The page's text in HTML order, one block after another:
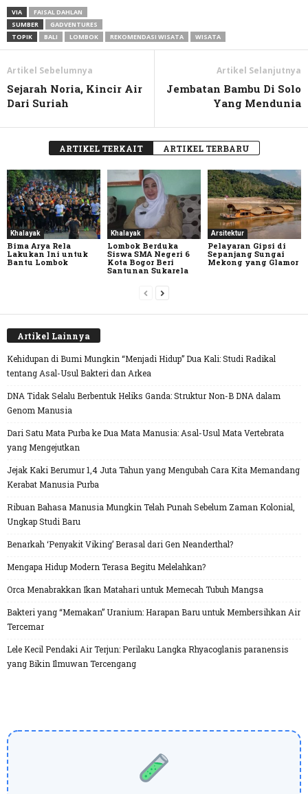
VIA
FAISAL DAHLAN
SUMBER
GADVENTURES
TOPIK
BALI LOMBOK REKOMENDASI WISATA WISATA
Artikel Sebelumnya
Sejarah Noria, Kincir Air
Dari Suriah
Artikel Selanjutnya
Jembatan Bambu Di Solo
Yang Mendunia
ARTIKEL TERKAIT ARTIKEL TERBARU
Khalayak
Bima Arya Rela
Lakukan Ini untuk
Bantu Lombok
Khalayak
Lombok Berduka
Siswa SMA Negeri 6
Kota Bogor Beri
Santunan Sukarela
Arsitektur
Pelayaran Gipsi di
Sepanjang Sungai
Mekong yang Glamor
Artikel Lainnya
Kehidupan di Bumi Mungkin “Menjadi Hidup” Dua Kali: Studi Radikal
tentang Asal-Usul Bakteri dan Arkea
DNA Tidak Selalu Berbentuk Heliks Ganda: Struktur Non-B DNA dalam
Genom Manusia
Dari Satu Mata Purba ke Dua Mata Manusia: Asal-Usul Mata Vertebrata
yang Mengejutkan
Jejak Kaki Berumur 1,4 Juta Tahun yang Mengubah Cara Kita Memandang
Kerabat Manusia Purba
Ribuan Bahasa Manusia Mungkin Telah Punah Sebelum Zaman Kolonial,
Ungkap Studi Baru
Benarkah ‘Penyakit Viking’ Berasal dari Gen Neanderthal?
Mengapa Hidup Modern Terasa Begitu Melelahkan?
Orca Menabrakkan Ikan Matahari untuk Memecah Tubuh Mangsa
Bakteri yang “Memakan” Uranium: Harapan Baru untuk Membersihkan Air
Tercemar
Lele Kecil Pendaki Air Terjun: Perilaku Langka Rhyacoglanis paranensis
yang Bikin Ilmuwan Tercengang